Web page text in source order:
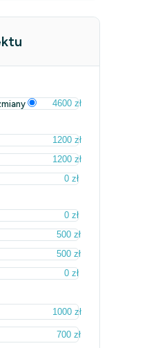
4600 zł
1200 zł
1200 zł
0 zł
0 zł
500 zł
500 zł
0 zł
1000 zł
700 zł